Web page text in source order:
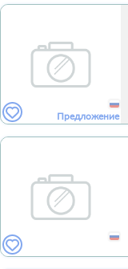
Предложение